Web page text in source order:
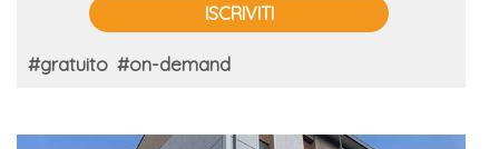
ISCRIVITI
#gratuito #on-demand